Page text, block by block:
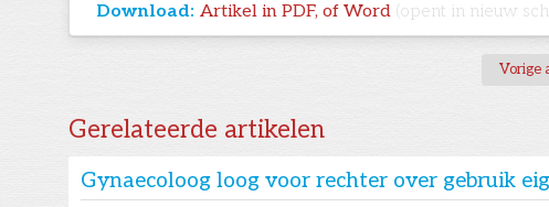
Download: Artikel in PDF, of Word (opent in nieuw
Vorige
Gerelateerde artikelen
Gynaecoloog loog voor rechter over gebruik